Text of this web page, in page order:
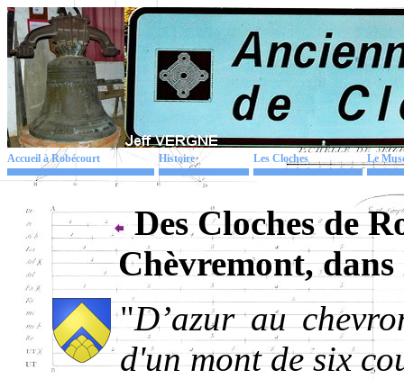
Accueil à Robécourt Histoire Les Cloches Le
Des Cloches de
Chèvremont,
"D’azur au
d'un mont de six